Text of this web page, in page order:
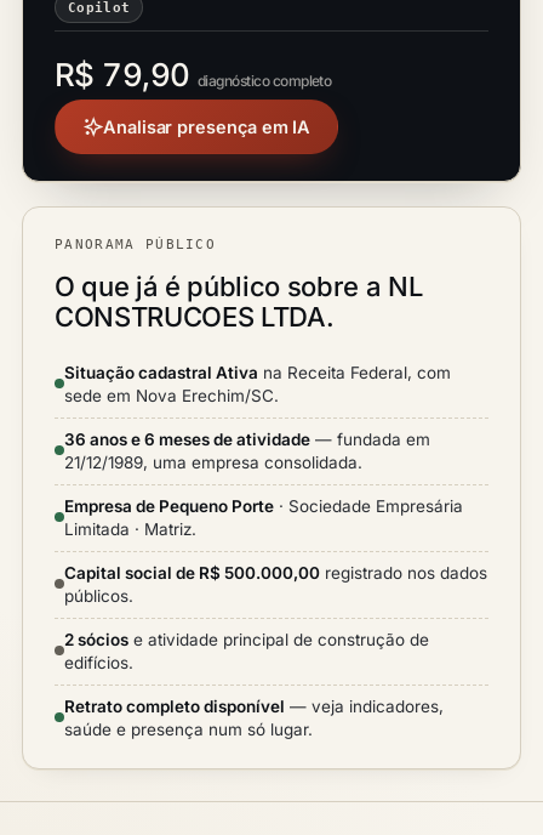
Copilot
R$ 79,90 diagnóstico completo
Analisar presença em IA
PANORAMA PÚBLICO
O que já é público sobre a NL
CONSTRUCOES LTDA.
Situação cadastral Ativa na Receita Federal, com
sede em Nova Erechim/SC.
36 anos e 6 meses de atividade — fundada em
21/12/1989, uma empresa consolidada.
Empresa de Pequeno Porte · Sociedade Empresária
Limitada · Matriz.
Capital social de R$ 500.000,00 registrado nos dados
públicos.
2 sócios e atividade principal de construção de
edifícios.
Retrato completo disponível — veja indicadores,
saúde e presença num só lugar.